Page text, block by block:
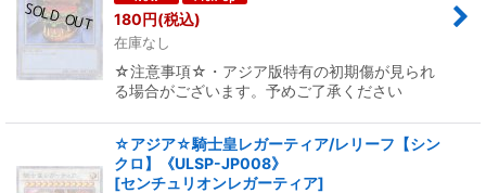
180円(税込)
在庫なし
☆注意事項☆・アジア版特有の初期傷が見られ
る場合がございます。予めご了承ください
☆アジア☆騎士皇レガーティア/レリーフ【シン
クロ】《ULSP-JP008》
[センチュリオンレガーティア]